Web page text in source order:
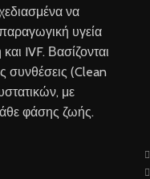
να
υγεία
IVF. Βασίζονται
συνθέσεις (Clean
με
φάσης ζωής.